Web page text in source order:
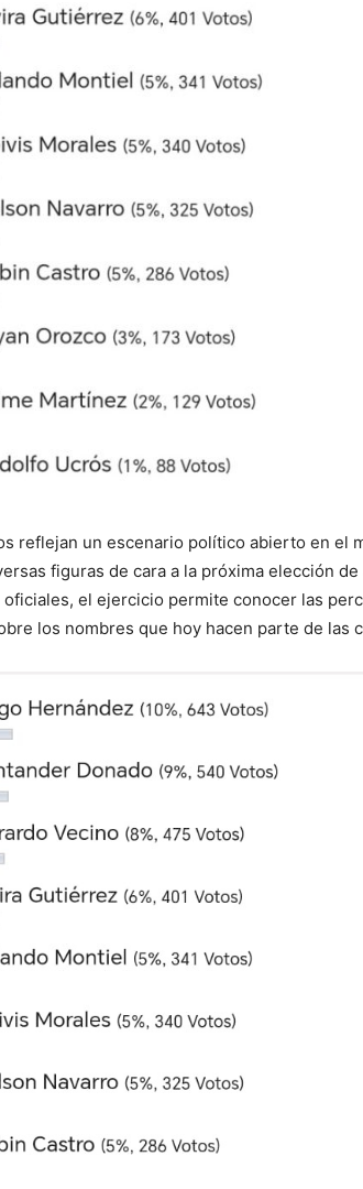
reflejan un escenario político abierto en el
figuras de cara a la próxima elección
oficiales, el ejercicio permite conocer las
los nombres que hoy hacen parte de las